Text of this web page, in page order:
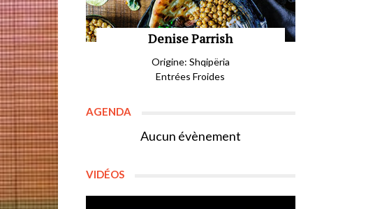
Denise Parrish
Origine: Shqipëria
Entrées Froides
AGENDA
Aucun évènement
VIDÉOS